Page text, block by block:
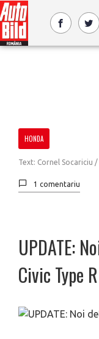
HONDA
Text: Cornel Socariciu
1 comentariu
UPDATE:
Civic Type R